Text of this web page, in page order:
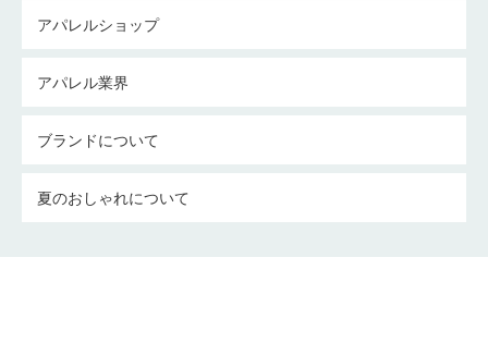
アパレルショップ
アパレル業界
ブランドについて
夏のおしゃれについて